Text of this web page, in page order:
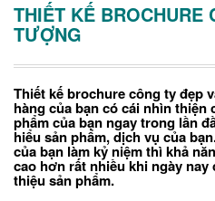
THIẾT KẾ BROCHURE
TƯỢNG
Thiết kế brochure công ty đẹp
hàng của bạn có cái nhìn thiện
phẩm của bạn ngay trong lần
hiểu sản phẩm, dịch vụ của
của bạn làm kỷ niệm thì khả
cao hơn rất nhiều khi ngày
thiệu sản phẩm.